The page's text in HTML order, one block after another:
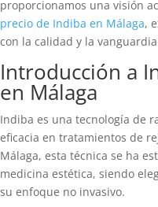
proporcionamos una visión
precio de Indiba en Málaga,
con la calidad y la
Introducción a
en Málaga
Indiba es una tecnología de
eficacia en tratamientos de
Málaga, esta técnica se ha
medicina estética, siendo
su enfoque no invasivo.